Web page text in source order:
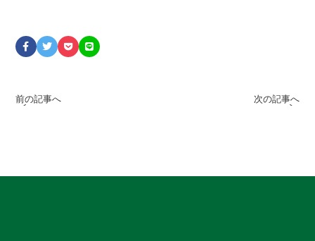
前の記事へ 次の記事へ